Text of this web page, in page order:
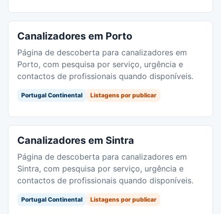
Canalizadores em Porto
Página de descoberta para canalizadores em
Porto, com pesquisa por serviço, urgência e
contactos de profissionais quando disponíveis.
Portugal Continental Listagens por publicar
Canalizadores em Sintra
Página de descoberta para canalizadores em
Sintra, com pesquisa por serviço, urgência e
contactos de profissionais quando disponíveis.
Portugal Continental Listagens por publicar